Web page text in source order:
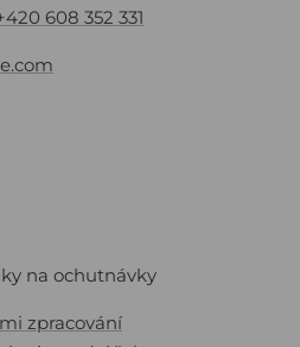
608 352 331
na ochutnávky
zpracování